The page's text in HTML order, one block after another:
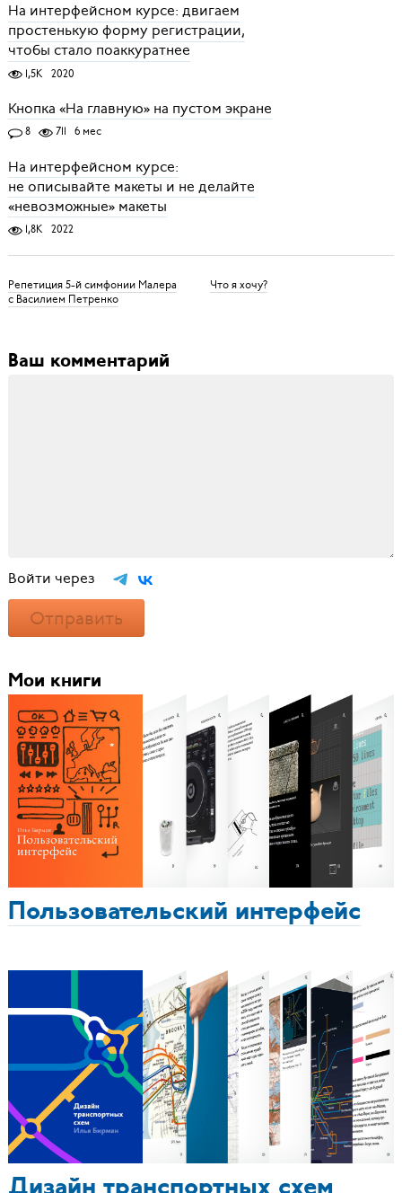
На интерфейсном курсе: двигаем
простенькую форму регистрации,
чтобы стало поаккуратнее
1,5K 2020
Кнопка «На главную» на пустом экране
8 711 6 мес
На интерфейсном курсе:
не описывайте макеты и не делайте
«невозможные» макеты
1,8K 2022
Репетиция 5-й симфонии Малера
с Василием Петренко
Что я хочу?
Ваш комментарий
Войти через
Отправить
Мои книги
Пользовательский интерфейс